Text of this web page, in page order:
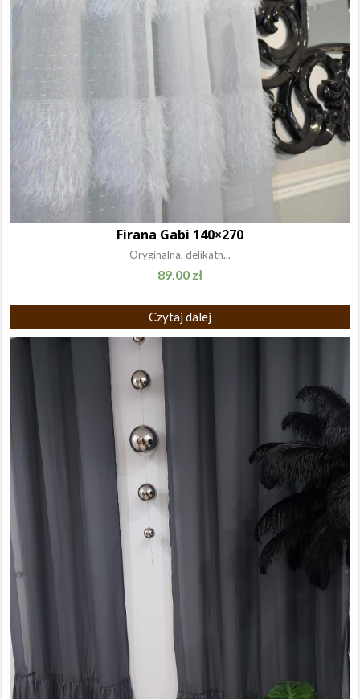
Firana Gabi 140×270
Oryginalna, delikatn...
89.00 zł
Czytaj dalej